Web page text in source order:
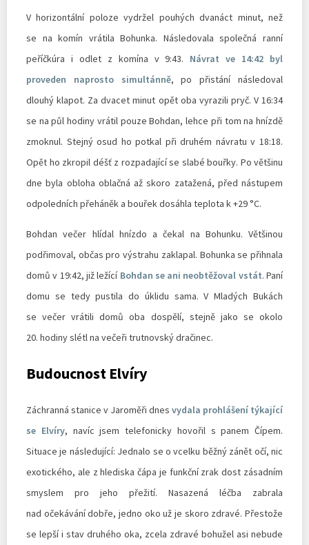
V horizontální poloze vydržel pouhých dvanáct minut, než
se na komín vrátila Bohunka. Následovala společná ranní
peříčkúra i odlet z komína v 9:43. Návrat ve 14:42 byl
proveden naprosto simultánně, po přistání následoval
dlouhý klapot. Za dvacet minut opět oba vyrazili pryč. V 16:34
se na půl hodiny vrátil pouze Bohdan, lehce při tom na hnízdě
zmoknul. Stejný osud ho potkal při druhém návratu v 18:18.
Opět ho zkropil déšť z rozpadající se slabé bouřky. Po většinu
dne byla obloha oblačná až skoro zatažená, před nástupem
odpoledních přeháněk a bouřek dosáhla teplota k +29 °C.
Bohdan večer hlídal hnízdo a čekal na Bohunku. Většinou
podřimoval, občas pro výstrahu zaklapal. Bohunka se přihnala
domů v 19:42, již ležící Bohdan se ani neobtěžoval vstát. Paní
domu se tedy pustila do úklidu sama. V Mladých Bukách
se večer vrátili domů oba dospělí, stejně jako se okolo
20. hodiny slétl na večeři trutnovský dračinec.
Budoucnost Elvíry
Záchranná stanice v Jaroměři dnes vydala prohlášení týkající
se Elvíry, navíc jsem telefonicky hovořil s panem Čípem.
Situace je následující: Jednalo se o vcelku běžný zánět očí, nic
exotického, ale z hlediska čápa je funkční zrak dost zásadním
smyslem pro jeho přežití. Nasazená léčba zabrala
nad očekávání dobře, jedno oko už je skoro zdravé. Přestože
se lepší i stav druhého oka, zcela zdravé bohužel asi nebude